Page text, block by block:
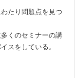
たり問題点を見つ
くのセミナーの講
スをしている。